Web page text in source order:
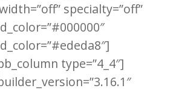
specialty=”off”
type=”4_4″]